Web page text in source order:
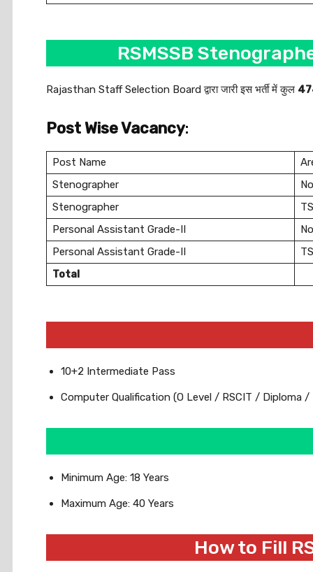
RSMSSB
Rajasthan Staff Selection Board द्वारा जारी इस भर्ती में कुल
Post Wise Vacancy:
Post Name
Stenographer
Stenographer
Personal Assistant Grade-II
Personal Assistant Grade-II
Total
10+2 Intermediate Pass
Computer Qualification (O Level / RSCIT / Diploma /
Minimum Age: 18 Years
Maximum Age: 40 Years
How to Fill